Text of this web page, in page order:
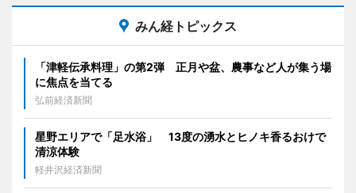
みん経トピックス
「津軽伝承料理」の第2弾 正月や盆、農事など人が集う場
に焦点を当てる
弘前経済新聞
星野エリアで「足水浴」 13度の湧水とヒノキ香るおけで
清涼体験
軽井沢経済新聞